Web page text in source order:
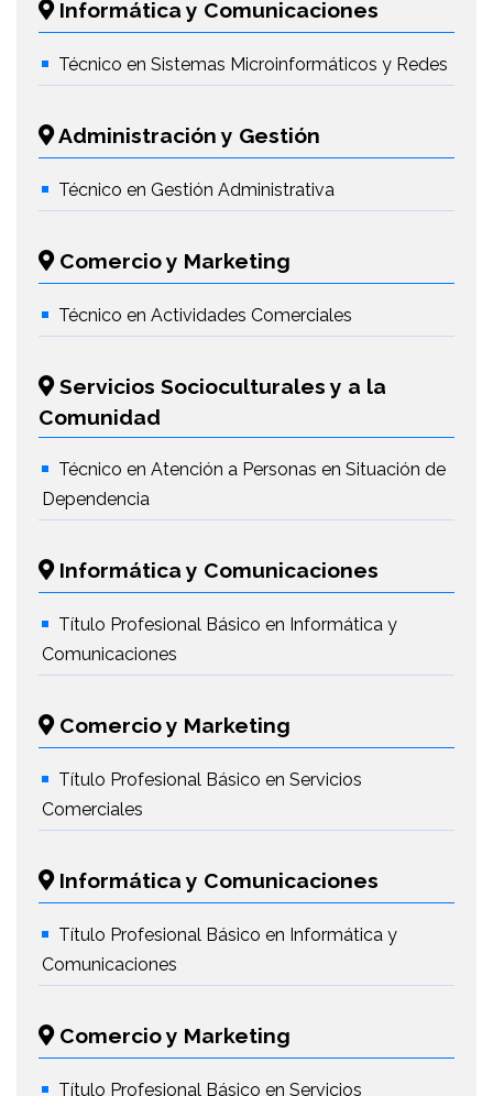
Informática y Comunicaciones
Técnico en Sistemas Microinformáticos y Redes
Administración y Gestión
Técnico en Gestión Administrativa
Comercio y Marketing
Técnico en Actividades Comerciales
Servicios Socioculturales y a la
Comunidad
Técnico en Atención a Personas en Situación de
Dependencia
Informática y Comunicaciones
Título Profesional Básico en Informática y
Comunicaciones
Comercio y Marketing
Título Profesional Básico en Servicios
Comerciales
Informática y Comunicaciones
Título Profesional Básico en Informática y
Comunicaciones
Comercio y Marketing
Título Profesional Básico en Servicios